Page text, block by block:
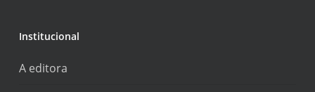
Institucional
A editora